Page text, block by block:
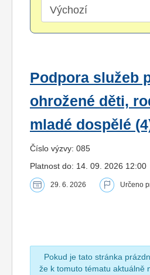
Podpora služeb
ohrožené děti,
mladé dospělé
Číslo výzvy: 085
Platnost do: 14. 09. 2026 12:00
29. 6. 2026 Určeno
Pokud je tato stránka
že k tomuto tématu aktuálně